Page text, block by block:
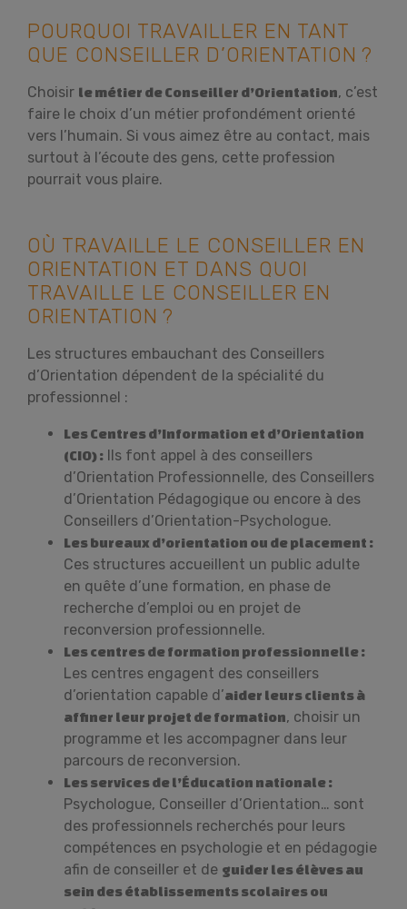
POURQUOI TRAVAILLER EN TANT
QUE CONSEILLER D’ORIENTATION ?
Choisir le métier de Conseiller d’Orientation, c’est
faire le choix d’un métier profondément orienté
vers l’humain. Si vous aimez être au contact, mais
surtout à l’écoute des gens, cette profession
pourrait vous plaire.
OÙ TRAVAILLE LE CONSEILLER EN
ORIENTATION ET DANS QUOI
TRAVAILLE LE CONSEILLER EN
ORIENTATION ?
Les structures embauchant des Conseillers
d’Orientation dépendent de la spécialité du
professionnel :
Les Centres d’Information et d’Orientation
(CIO) : Ils font appel à des conseillers
d’Orientation Professionnelle, des Conseillers
d’Orientation Pédagogique ou encore à des
Conseillers d’Orientation-Psychologue.
Les bureaux d’orientation ou de placement :
Ces structures accueillent un public adulte
en quête d’une formation, en phase de
recherche d’emploi ou en projet de
reconversion professionnelle.
Les centres de formation professionnelle :
Les centres engagent des conseillers
d’orientation capable d’aider leurs clients à
affiner leur projet de formation, choisir un
programme et les accompagner dans leur
parcours de reconversion.
Les services de l’Éducation nationale :
Psychologue, Conseiller d’Orientation… sont
des professionnels recherchés pour leurs
compétences en psychologie et en pédagogie
afin de conseiller et de guider les élèves au
sein des établissements scolaires ou